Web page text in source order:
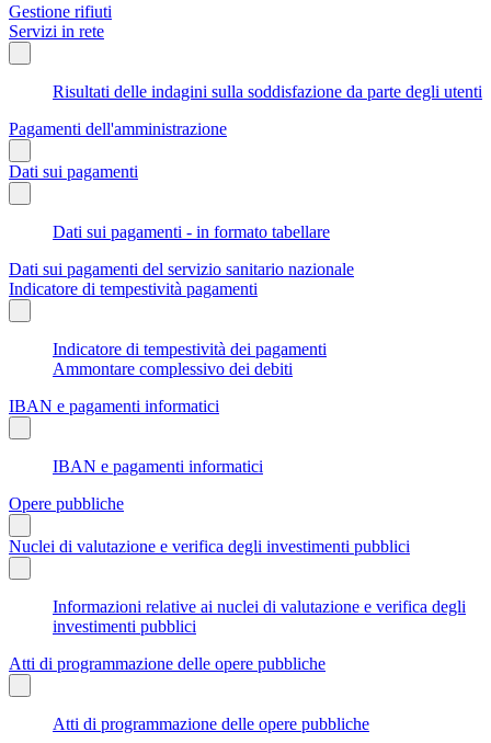
Gestione rifiuti
Servizi in rete
Risultati delle indagini sulla soddisfazione da parte degli utenti
Pagamenti dell'amministrazione
Dati sui pagamenti
Dati sui pagamenti - in formato tabellare
Dati sui pagamenti del servizio sanitario nazionale
Indicatore di tempestività pagamenti
Indicatore di tempestività dei pagamenti
Ammontare complessivo dei debiti
IBAN e pagamenti informatici
IBAN e pagamenti informatici
Opere pubbliche
Nuclei di valutazione e verifica degli investimenti pubblici
Informazioni relative ai nuclei di valutazione e verifica degli
investimenti pubblici
Atti di programmazione delle opere pubbliche
Atti di programmazione delle opere pubbliche